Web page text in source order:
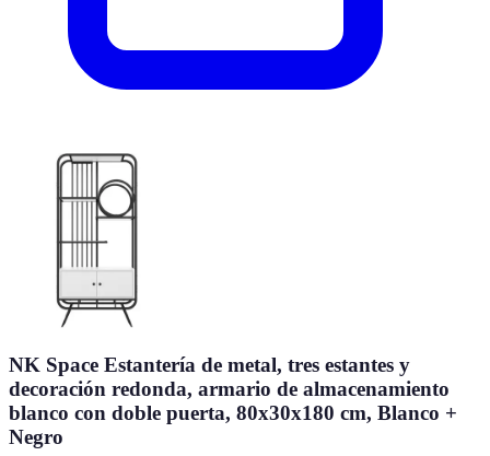
NK Space Estantería de metal, tres estantes y
decoración redonda, armario de almacenamiento
blanco con doble puerta, 80x30x180 cm, Blanco +
Negro